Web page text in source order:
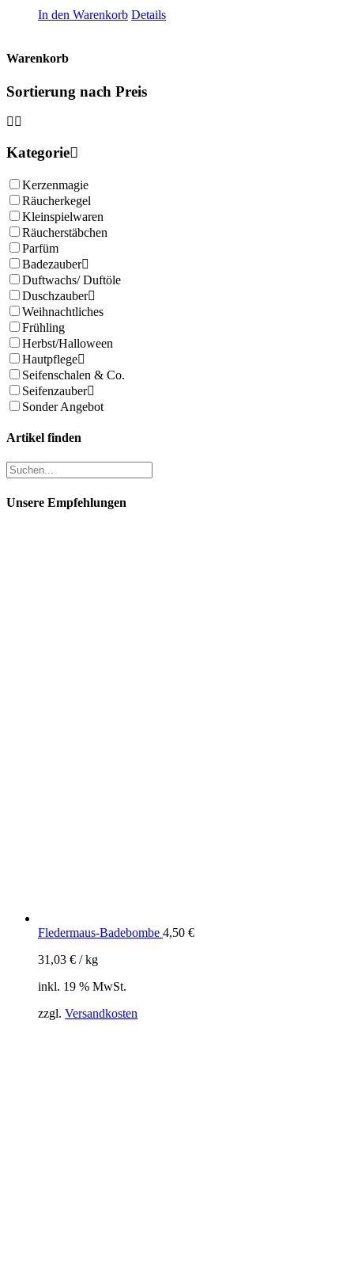
In den Warenkorb Details
Warenkorb
Sortierung nach Preis
Kategorie
Kerzenmagie
Räucherkegel
Kleinspielwaren
Räucherstäbchen
Parfüm
Badezauber
Duftwachs/ Duftöle
Duschzauber
Weihnachtliches
Frühling
Herbst/Halloween
Hautpflege
Seifenschalen & Co.
Seifenzauber
Sonder Angebot
Artikel finden
Unsere Empfehlungen
Fledermaus-Badebombe 4,50 €
31,03 € /kg
inkl. 19 % MwSt.
zzgl. Versandkosten